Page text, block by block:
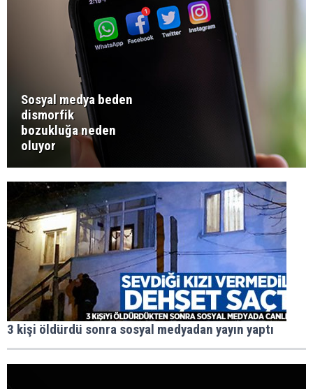
Sosyal medya beden
dismorfik
bozukluğa neden
oluyor
3 kişi öldürdü sonra sosyal medyadan yayın yaptı